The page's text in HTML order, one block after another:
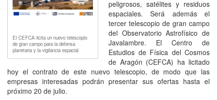
El CEFCA licita un nuevo telescopio
de gran campo para la defensa
planetaria y la vigilancia espacial
peligrosos, satélites y residuos
espaciales. Será además el
tercer telescopio de gran campo
del Observatorio Astrofísico de
Javalambre. El Centro de
Estudios de Física del Cosmos
de Aragón (CEFCA) ha licitado
hoy el contrato de este nuevo telescopio, de modo que las
empresas interesadas podrán presentar sus ofertas hasta el
próximo 20 de julio.